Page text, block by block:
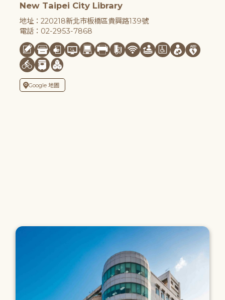
New Taipei City Library
地址：220218新北市板橋區貴興路139號
電話：02-2953-7868
Google 地圖